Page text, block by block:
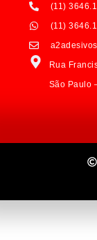
(11)
(11)
Rua
São Paulo